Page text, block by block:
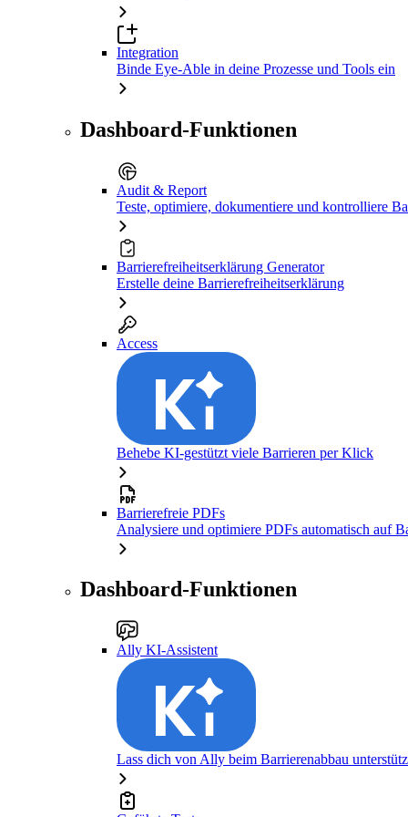
Integration
Binde Eye-Able in deine Prozesse und Tools ein
Dashboard-Funktionen
Audit & Report
Teste, optimiere, dokumentiere und kontrolliere
Barrierefreiheitserklärung Generator
Erstelle deine Barrierefreiheitserklärung
Access
Behebe KI-gestützt viele Barrieren per Klick
Barrierefreie PDFs
Analysiere und optimiere PDFs automatisch auf
Dashboard-Funktionen
Ally KI-Assistent
Lass dich von Ally beim Barrierenabbau